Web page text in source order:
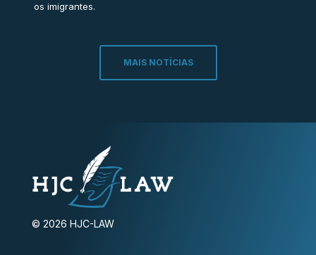
os imigrantes.
MAIS NOTÍCIAS
© 2026 HJC-LAW